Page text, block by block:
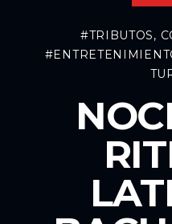
#TRIBUTOS,